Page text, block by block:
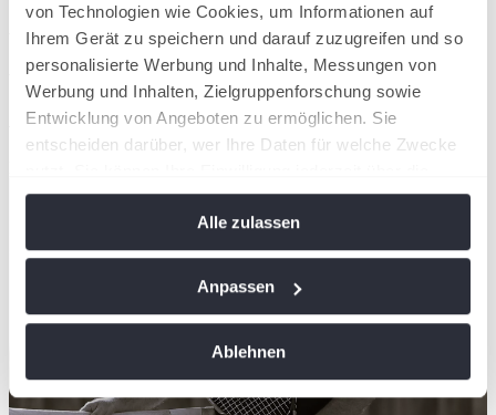
von Technologien wie Cookies, um Informationen auf
Ihrem Gerät zu speichern und darauf zuzugreifen und so
personalisierte Werbung und Inhalte, Messungen von
Werbung und Inhalten, Zielgruppenforschung sowie
Entwicklung von Angeboten zu ermöglichen. Sie
entscheiden darüber, wer Ihre Daten für welche Zwecke
Cookie-Erklärung oder durch Klicken auf das Privacy
Trigger Symbol ändern oder widerrufen
Wenn Sie es erlauben, würden wir auch gerne:
Alle zulassen
Anpassen
Ablehnen
Ansprechpartner
Artikel teilen
Ähnliche News